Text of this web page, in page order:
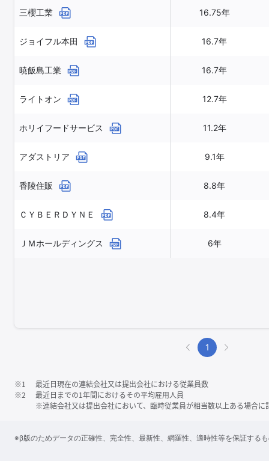
三櫻工業 16.75年
ジョイフル本田 16.7年
暁飯島工業 16.7年
ライトオン 12.7年
ホリイフードサービス 11.2年
アダストリア 9.1年
香陵住販 8.8年
ＣＹＢＥＲＤＹＮＥ 8.4年
ＪＭホールディングス 6年
1
※1
最近日現在の連結会社又は提出会社における従業員数
※2
最近日までの1年間におけるその平均雇用人員
※連結会社又は提出会社において、臨時従業員が相当数以上ある場合に
※β版のためデータの正確性、完全性、最新性、網羅性、適時性等を保証する